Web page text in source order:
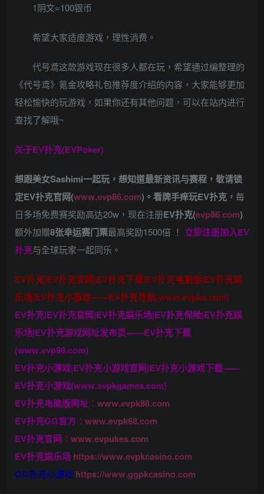
1阴文=100银币
希望大家适度游戏，理性消费。
代号鸢这款游戏现在很多人都在玩，希望通过编整理的
《代号鸢》氪金攻略礼包推荐度介绍的内容，大家能够更加
轻松愉快的玩游戏，如果你还有其他问题，可以在站内进行
查找了解哦~
关于EV扑克(EVPoker)
想跟美女Sashimi一起玩， 想知道最新资讯与赛程， 敬请锁
定EV扑克官网(www.evp86.com)。看牌手痒玩EV扑克， 每
日多场免费赛奖励高达20w，现在注册EV扑克(evp86.com)
额外加赠8张幸运赛门票最高奖励1500倍 ！ 立即注册加入EV
扑克与全球玩家一起同乐。
EV扑克|EV扑克官网|EV扑克下载|EV扑克电脑版|EV扑克娱
乐场|EV扑克小游戏——EV扑克导航(www.evpks.com)
EV扑克|EV扑克官网|EV扑克娱乐场|EV扑克保险|EV扑克娱
乐场|EV扑克游戏网址发布页——EV扑克下载
(www.evp86.com)
EV扑克小游戏|EV扑克小游戏官网|EV扑克小游戏下载——
EV扑克小游戏(www.evpkgames.com)
EV扑克电脑版网址： www.evpk88.com
EV扑克GG官方： www.evpk68.com
EV扑克官网： www.evpukes.com
EV扑克娱乐场 https://www.evpkcasino.com
GG扑克小游戏 https://www.ggpkcasino.com